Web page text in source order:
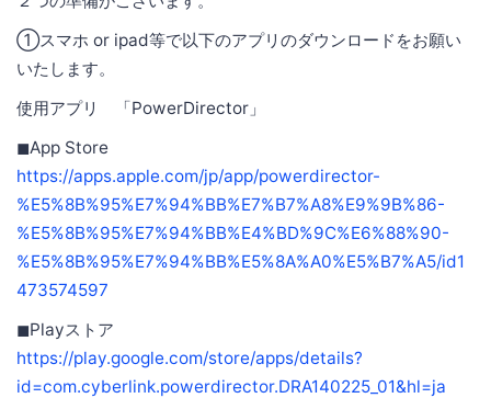
①スマホ or ipad等で以下のアプリのダウンロードをお願い
いたします。
使用アプリ 「PowerDirector」
◼︎App Store
https://apps.apple.com/jp/app/powerdirector-
%E5%8B%95%E7%94%BB%E7%B7%A8%E9%9B%86-
%E5%8B%95%E7%94%BB%E4%BD%9C%E6%88%90-
%E5%8B%95%E7%94%BB%E5%8A%A0%E5%B7%A5/id1
473574597
◼︎Playストア
https://play.google.com/store/apps/details?
id=com.cyberlink.powerdirector.DRA140225_01&hl=ja